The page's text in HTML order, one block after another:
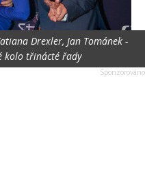
Drexler, Jan Tománek -
kolo třinácté řady